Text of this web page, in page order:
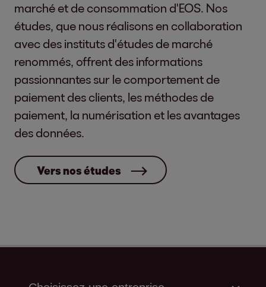
marché et de consommation d'EOS. Nos
études, que nous réalisons en collaboration
avec des instituts d'études de marché
renommés, offrent des informations
passionnantes sur le comportement de
paiement des clients, les méthodes de
paiement, la numérisation et les avantages
des données.
Vers nos études